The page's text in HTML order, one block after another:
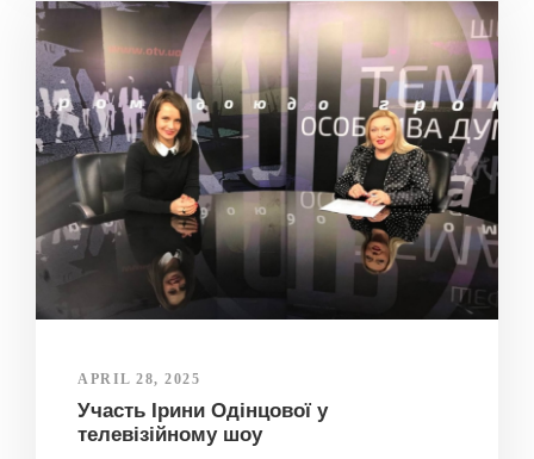
APRIL 28, 2025
Участь Ірини Одінцової у
телевізійному шоу